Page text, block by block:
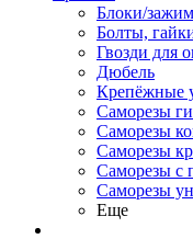
Блоки/
Болты,
Гвозди для
Дюбель
Крепёжные
Саморезы
Саморезы
Саморезы
Саморезы с
Саморезы
Еще